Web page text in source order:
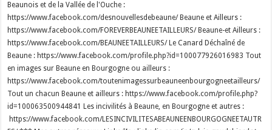
Beaunois et de la Vallée de l'Ouche :
https://www.facebook.com/desnouvellesdebeaune/ Beaune et Ailleurs :
https://www.facebook.com/FOREVERBEAUNEETAILLEURS/ Beaune-et Ailleurs :
https://www.facebook.com/BEAUNEETAILLEURS/ Le Canard Déchaîné de
Beaune : https://www.facebook.com/profile.php?id=100077926016983 Tout
en images sur Beaune en Bourgogne ou ailleurs :
https://www.facebook.com/toutenimagessurbeauneenbourgogneetailleurs/
Tout un chacun Beaune et ailleurs : https://www.facebook.com/profile.php?
id=100063500944841 Les incivilités à Beaune, en Bourgogne et autres :
https://www.facebook.com/LESINCIVILITESABEAUNEENBOURGOGNEETAUTR